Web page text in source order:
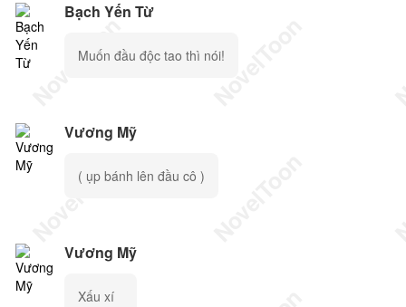
Bạch Yến Từ
Muốn đầu độc tao thì nói!
Vương Mỹ
( ụp bánh lên đầu cô )
Vương Mỹ
Xấu xí